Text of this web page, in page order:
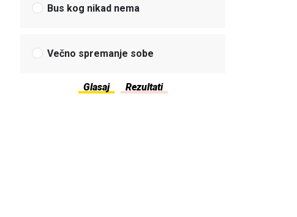
Bus kog nikad nema
Večno spremanje sobe